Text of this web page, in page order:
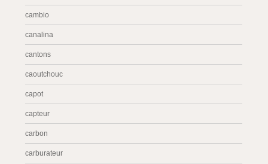
cambio
canalina
cantons
caoutchouc
capot
capteur
carbon
carburateur